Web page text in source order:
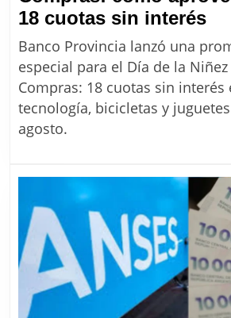
18 cuotas sin interésDía
de
la
en
las
18
Banco Provincia lanzó una
especial para el Día de la
Compras: 18 cuotas sin interés
tecnología, bicicletas y
agosto.